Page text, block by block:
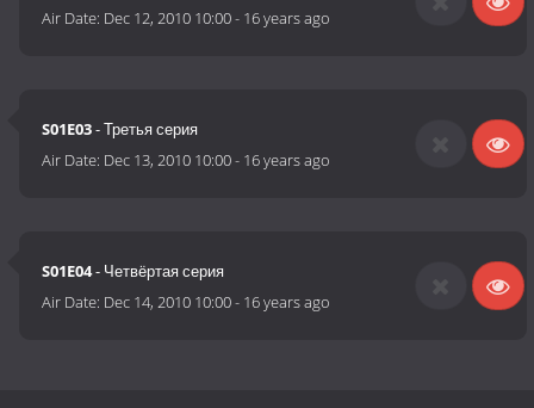
Air Date: Dec 12, 2010 10:00- 16 years ago
S01E03- Третья серия
Air Date: Dec 13, 2010 10:00- 16 years ago
S01E04- Четвёртая серия
Air Date: Dec 14, 2010 10:00- 16 years ago